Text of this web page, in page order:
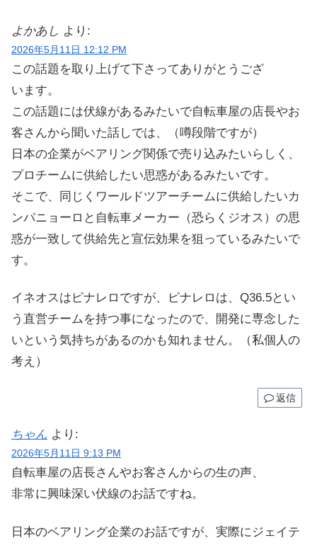
よかあし より:
2026年5月11日 12:12 PM
この話題を取り上げて下さってありがとうござ
います。
この話題には伏線があるみたいで自転車屋の店長やお
客さんから聞いた話しでは、（噂段階ですが）
日本の企業がベアリング関係で売り込みたいらしく、
プロチームに供給したい思惑があるみたいです。
そこで、同じくワールドツアーチームに供給したいカ
ンパニョーロと自転車メーカー（恐らくジオス）の思
惑が一致して供給先と宣伝効果を狙っているみたいで
す。
イネオスはピナレロですが、ピナレロは、Q36.5とい
う直営チームを持つ事になったので、開発に専念した
いという気持ちがあるのかも知れません。（私個人の
考え）
返信
ちゃん より:
2026年5月11日 9:13 PM
自転車屋の店長さんやお客さんからの生の声、
非常に興味深い伏線のお話ですね。
日本のベアリング企業のお話ですが、実際にジェイテ